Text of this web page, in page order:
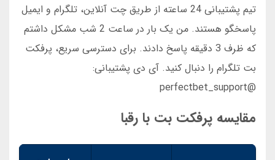
تیم پشتیبانی 24 ساعته از طریق چت آنلاین، تلگرام و ایمیل
پاسخگو هستند. من یک بار در ساعت 2 شب مشکل داشتم
که ظرف 3 دقیقه پاسخ دادند. برای دسترسی سریع، پرفکت
بت تلگرام را دنبال کنید. آی دی پشتیبانی:
@perfectbet_support
مقایسه پرفکت بت با رقبا